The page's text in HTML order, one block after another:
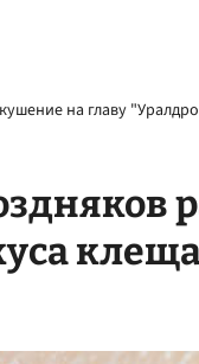
на главу